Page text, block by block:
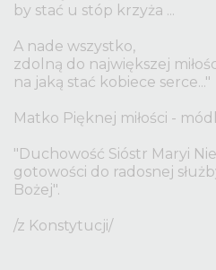
by stać u stóp krzyża ...
A nade wszystko,
zdolną do największej
na jaką stać kobiece serce..."
Matko Pięknej miłości -
"Duchowość Sióstr Maryi
gotowości do radosnej
Bożej".
/z Konstytucji/